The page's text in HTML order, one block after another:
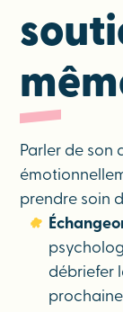
Parler de son
prendre soin
débriefer